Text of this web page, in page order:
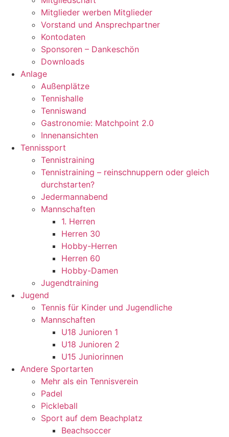
Mitglieder werben Mitglieder
Vorstand und Ansprechpartner
Kontodaten
Sponsoren – Dankeschön
Downloads
Anlage
Außenplätze
Tennishalle
Tenniswand
Gastronomie: Matchpoint 2.0
Innenansichten
Tennissport
Tennistraining
Tennistraining – reinschnuppern oder gleich
durchstarten?
Jedermannabend
Mannschaften
1. Herren
Herren 30
Hobby-Herren
Herren 60
Hobby-Damen
Jugendtraining
Jugend
Tennis für Kinder und Jugendliche
Mannschaften
U18 Junioren 1
U18 Junioren 2
U15 Juniorinnen
Andere Sportarten
Mehr als ein Tennisverein
Padel
Pickleball
Sport auf dem Beachplatz
Beachsoccer